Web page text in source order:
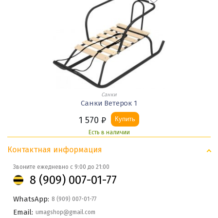
Санки
Санки Ветерок 1
1 570 ₽ Купить
Есть в наличии
Контактная информация
Звоните ежедневно с 9:00 до 21:00
8 (909) 007-01-77
WhatsApp: 8 (909) 007-01-77
Email: umagshop@gmail.com